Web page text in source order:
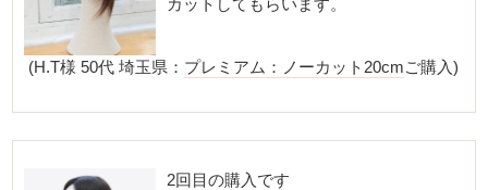
カットしてもらいます。
(H.T様 50代 埼玉県： プレミアム：ノーカット20cmご購入)
2回目の購入です